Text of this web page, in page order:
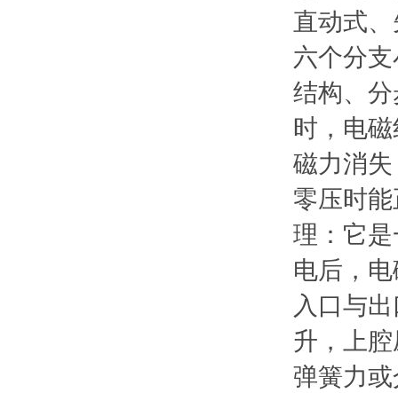
直动式
六个分
结构、
时，电
磁力消
零压时
理：它
电后，
入口与
升，上
弹簧力